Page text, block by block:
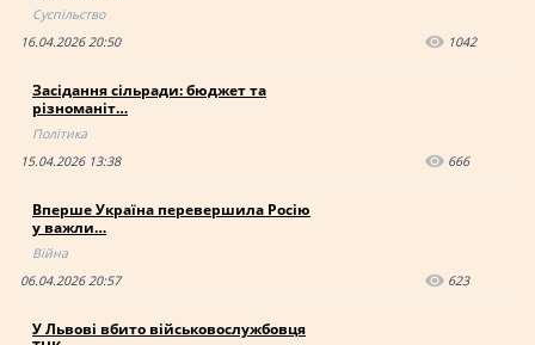
Суспільство
16.04.2026 20:50
1042
Засідання сільради: бюджет та
різноманіт…
Політика
15.04.2026 13:38
666
Вперше Україна перевершила Росію
у важли…
Війна
06.04.2026 20:57
623
У Львові вбито військовослужбовця